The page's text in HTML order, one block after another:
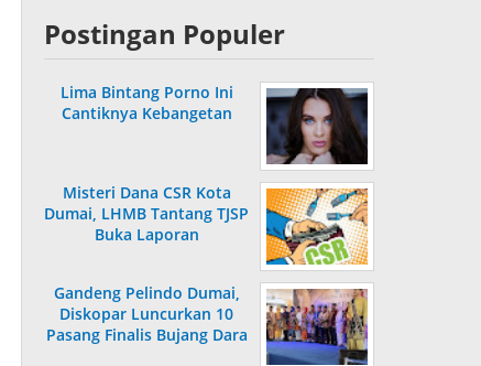
Postingan Populer
Lima Bintang Porno Ini
Cantiknya Kebangetan
Misteri Dana CSR Kota
Dumai, LHMB Tantang TJSP
Buka Laporan
Gandeng Pelindo Dumai,
Diskopar Luncurkan 10
Pasang Finalis Bujang Dara